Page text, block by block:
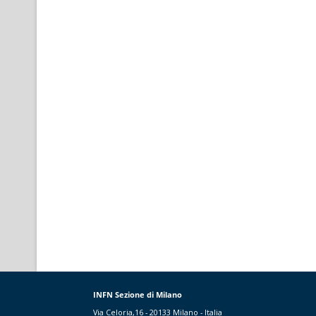
INFN Sezione di Milano
Via Celoria,16 - 20133 Milano - Italia